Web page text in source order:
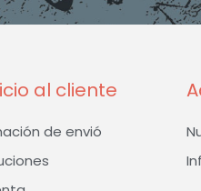
al cliente
de envió